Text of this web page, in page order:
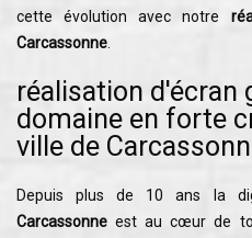
cette évolution avec notre
Carcassonne
réalisation d'écran
domaine en forte
ville de
Depuis plus de 10 ans la
Carcassonne est au cœur de